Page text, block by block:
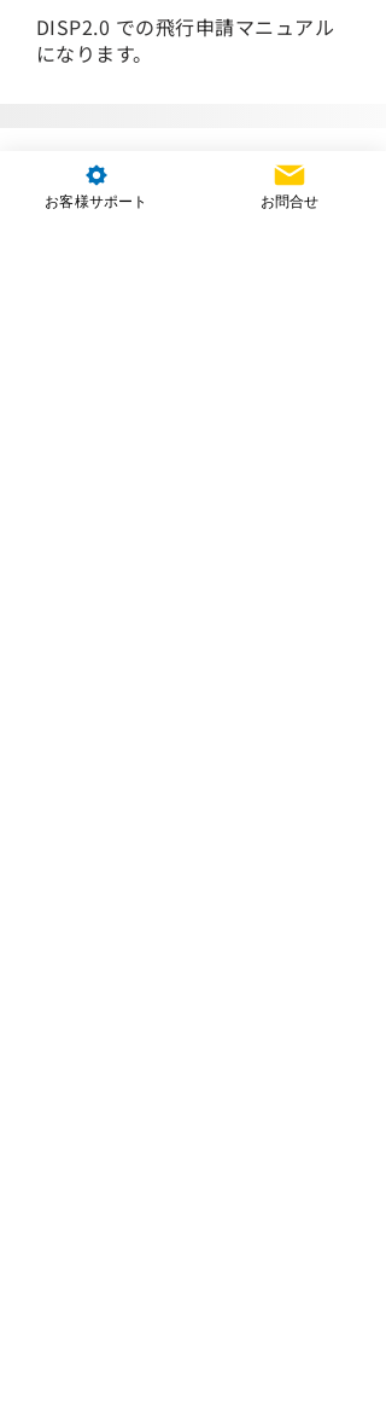
DISP2.0 での飛行申請マニュアル
になります。
​農薬肥料マニュアル
お客様サポート お問合せ